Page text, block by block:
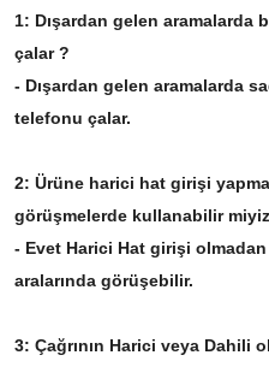
1: Dışardan gelen aramalarda
çalar ?
- Dışardan gelen aramalarda
telefonu çalar.
2: Ürüne harici hat girişi
görüşmelerde kullanabilir
- Evet Harici Hat girişi
aralarında görüşebilir.
3: Çağrının Harici veya Dahili